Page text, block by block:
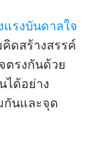
รงบันดาลใจ
ดสร้างสรรค์
ตรงกันด้วย
ได้อย่าง
กันและจุด